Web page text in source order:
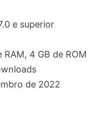
e superior
4 GB de ROM
de 2022